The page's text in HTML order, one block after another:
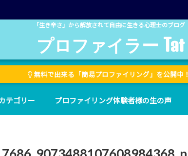
「生き辛さ」から解放されて自由に生きる心理士のブログ
プロファイラー Tat
無料で出来る「簡易プロファイリング」を公開中！
テゴリー プロファイリング体験者様の生の声